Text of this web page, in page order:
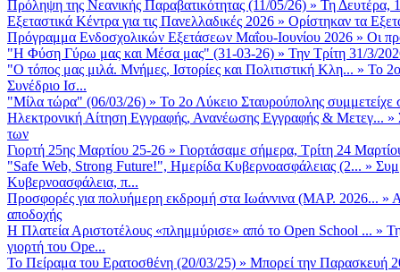
Πρόληψη της Νεανικής Παραβατικότητας (11/05/26) » Τη Δευτέρα,
Εξεταστικά Κέντρα για τις Πανελλαδικές 2026 » Ορίστηκαν τα
Πρόγραμμα Ενδοσχολικών Εξετάσεων Μαΐου-Ιουνίου 2026 » Οι
"Η Φύση Γύρω μας και Μέσα μας" (31-03-26) » Την Τρίτη 31/3/
"Ο τόπος μας μιλά. Μνήμες, Ιστορίες και Πολιτιστική Κλη... » Το
Συνέδριο Ισ...
"Μίλα τώρα" (06/03/26) » Το 2ο Λύκειο Σταυρούπολης
Ηλεκτρονική Αίτηση Εγγραφής, Ανανέωσης Εγγραφής & Μετεγ... »
των
Γιορτή 25ης Μαρτίου 25-26 » Γιορτάσαμε σήμερα, Τρίτη 24
"Safe Web, Strong Future!", Ημερίδα Κυβερνοασφάλειας (2... »
Κυβερνοασφάλεια, π...
Προσφορές για πολυήμερη εκδρομή στα Ιωάννινα (ΜΑΡ. 2026... »
αποδοχής
Η Πλατεία Αριστοτέλους «πλημμύρισε» από το Open School ... »
γιορτή του Ope...
Το Πείραμα του Ερατοσθένη (20/03/25) » Μπορεί την Παρασκευή